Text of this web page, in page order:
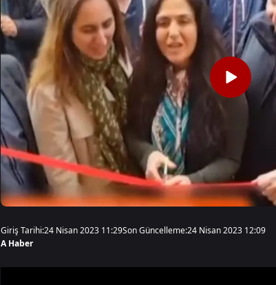
Giriş Tarihi:24 Nisan 2023 11:29Son Güncelleme:24 Nisan 2023 12:09
A Haber